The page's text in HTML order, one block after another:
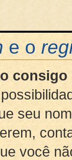
e o
seu
você